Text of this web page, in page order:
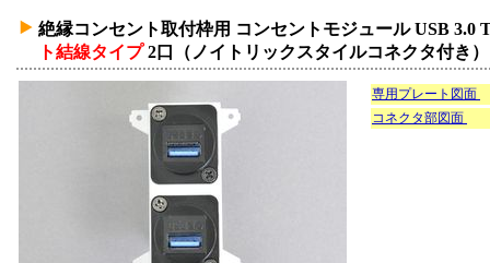
絶縁コンセント取付枠用 コンセントモジュール USB 3.0
ト結線タイプ2口（ノイトリックスタイルコネクタ付き）
専用プレート図面
コネクタ部図面